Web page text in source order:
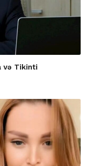
və Tikinti